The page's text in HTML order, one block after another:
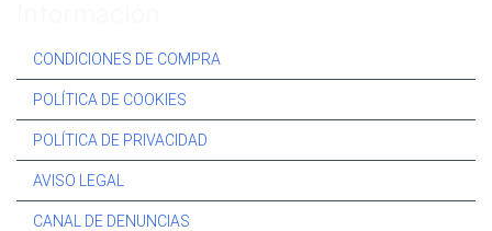
CONDICIONES DE COMPRA
POLÍTICA DE COOKIES
POLÍTICA DE PRIVACIDAD
AVISO LEGAL
CANAL DE DENUNCIAS